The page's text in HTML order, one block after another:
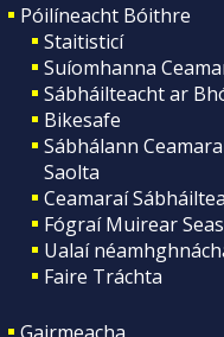
Póilíneacht Bóithre
Staitisticí
Suíomhanna
Sábháilteacht ar
Bikesafe
Sábhálann
Saolta
Ceamaraí
Fógraí Muirear
Ualaí
Faire Tráchta
Gairmeacha